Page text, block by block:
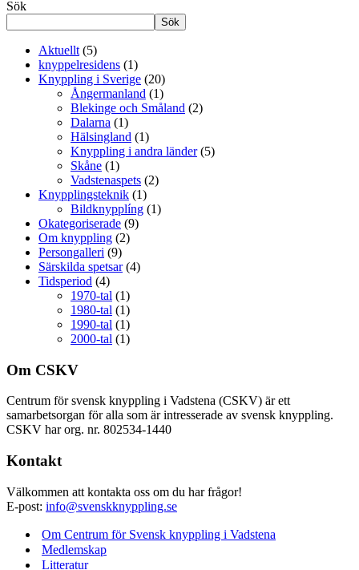
Sök
Sök
Aktuellt (5)
knyppelresidens (1)
Knyppling i Sverige (20)
Ångermanland (1)
Blekinge och Småland (2)
Dalarna (1)
Hälsingland (1)
Knyppling i andra länder(5)
Skåne (1)
Vadstenaspets (2)
Knypplingsteknik (1)
Bildknypplíng (1)
Okategoriserade (9)
Om knyppling (2)
Persongalleri (9)
Särskilda spetsar(4)
Tidsperiod (4)
1970-tal (1)
1980-tal (1)
1990-tal (1)
2000-tal (1)
Om CSKV
Centrum för svensk knyppling i Vadstena (CSKV) är ett
samarbetsorgan för alla som är intresserade av svensk knyppling.
CSKV har org. nr. 802534-1440
Kontakt
Välkommen att kontakta oss om du har frågor!
E-post: info@svenskknyppling.se
Om Centrum för Svensk knyppling i Vadstena
Medlemskap
Litteratur